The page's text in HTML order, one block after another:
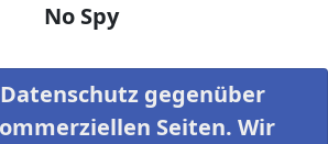
No Spy
gegenüber
Seiten. Wir